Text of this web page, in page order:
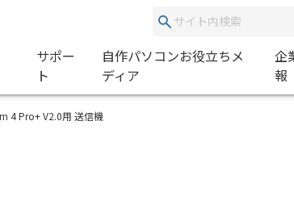
サポー
ト
自作パソコンお役立ちメ
ディア
企
報
4 Pro+ V2.0用 送信機